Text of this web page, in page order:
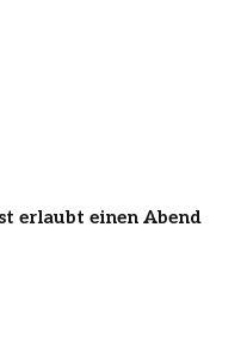
erlaubt einen Abend